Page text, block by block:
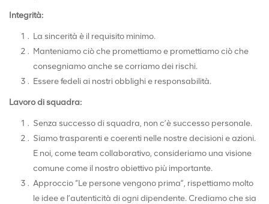
Integrità:
La sincerità è il requisito minimo.
Manteniamo ciò che promettiamo e promettiamo ciò che
consegniamo anche se corriamo dei rischi.
Essere fedeli ai nostri obblighi e responsabilità.
Lavoro di squadra:
Senza successo di squadra, non c’è successo personale.
Siamo trasparenti e coerenti nelle nostre decisioni e azioni.
E noi, come team collaborativo, consideriamo una visione
comune come il nostro obiettivo più importante.
Approccio “Le persone vengono prima”, rispettiamo molto
le idee e l’autenticità di ogni dipendente. Crediamo che sia